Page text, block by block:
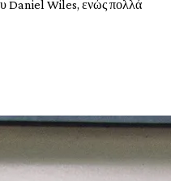
Daniel Wiles, ενώς πολλά